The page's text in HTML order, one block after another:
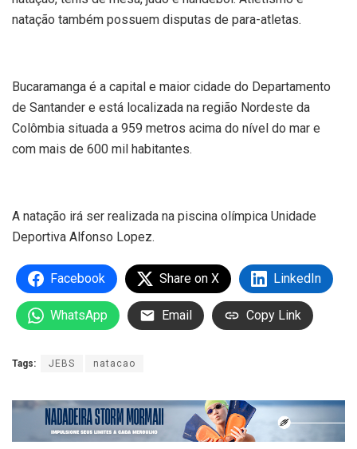
natação também possuem disputas de para-atletas.
Bucaramanga é a capital e maior cidade do Departamento
de Santander e está localizada na região Nordeste da
Colômbia situada a 959 metros acima do nível do mar e
com mais de 600 mil habitantes.
A natação irá ser realizada na piscina olímpica Unidade
Deportiva Alfonso Lopez.
Facebook Share on X LinkedIn
WhatsApp Email Copy Link
Tags: JEBS natacao